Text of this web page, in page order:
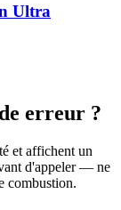
Ultra
erreur ?
et affichent un
d'appeler — ne
combustion.